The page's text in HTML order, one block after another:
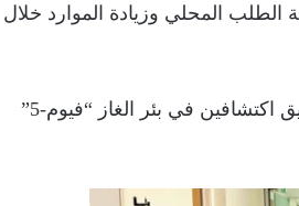
الطلب المحلي وزيادة الموارد خلال
ويأتي هذا الاتفاق عقب نجاحات بي بي الاستكشافية الأخيرة في مصر، وتحقيق اكتشافين في بئر الغاز “فيوم-5”